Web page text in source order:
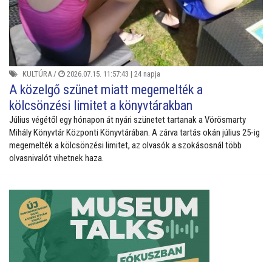
KULTÚRA / 2026.07.15. 11:57:43 | 24 napja
A közelgő szünet miatt megemelték a
kölcsönzési limitet a könyvtárakban
Július végétől egy hónapon át nyári szünetet tartanak a Vörösmarty
Mihály Könyvtár Központi Könyvtárában. A zárva tartás okán július 25-ig
megemelték a kölcsönzési limitet, az olvasók a szokásosnál több
olvasnivalót vihetnek haza.